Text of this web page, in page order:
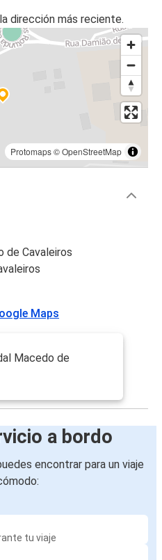
dirección más reciente.
Protomaps©OpenStreetMap
de Cavaleiros
Maps
Macedo de
a bordo
encontrar para un viaje
tu viaje